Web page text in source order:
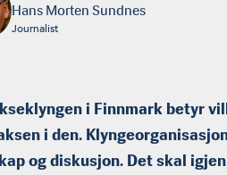
Hans Morten Sundnes
Journalist
i Finnmark betyr
i den.
og diskusjon. Det skal